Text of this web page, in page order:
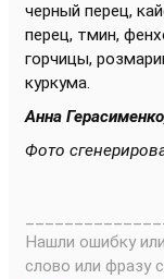
черный перец,
перец, тмин,
горчицы,
куркума.
Анна
Фото
Нашли ошибку
слово или фразу